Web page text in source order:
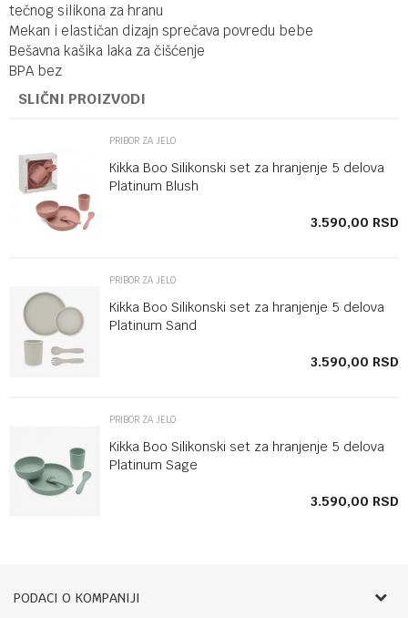
tečnog silikona za hranu
Mekan i elastičan dizajn sprečava povredu bebe
Bešavna kašika laka za čišćenje
BPA bez
SLIČNI PROIZVODI
PRIBOR ZA JELO
Kikka Boo Silikonski set za hranjenje 5 delova
Platinum Blush
3.590,00 RSD
PRIBOR ZA JELO
Kikka Boo Silikonski set za hranjenje 5 delova
Platinum Sand
3.590,00 RSD
PRIBOR ZA JELO
Kikka Boo Silikonski set za hranjenje 5 delova
Platinum Sage
3.590,00 RSD
PODACI O KOMPANIJI